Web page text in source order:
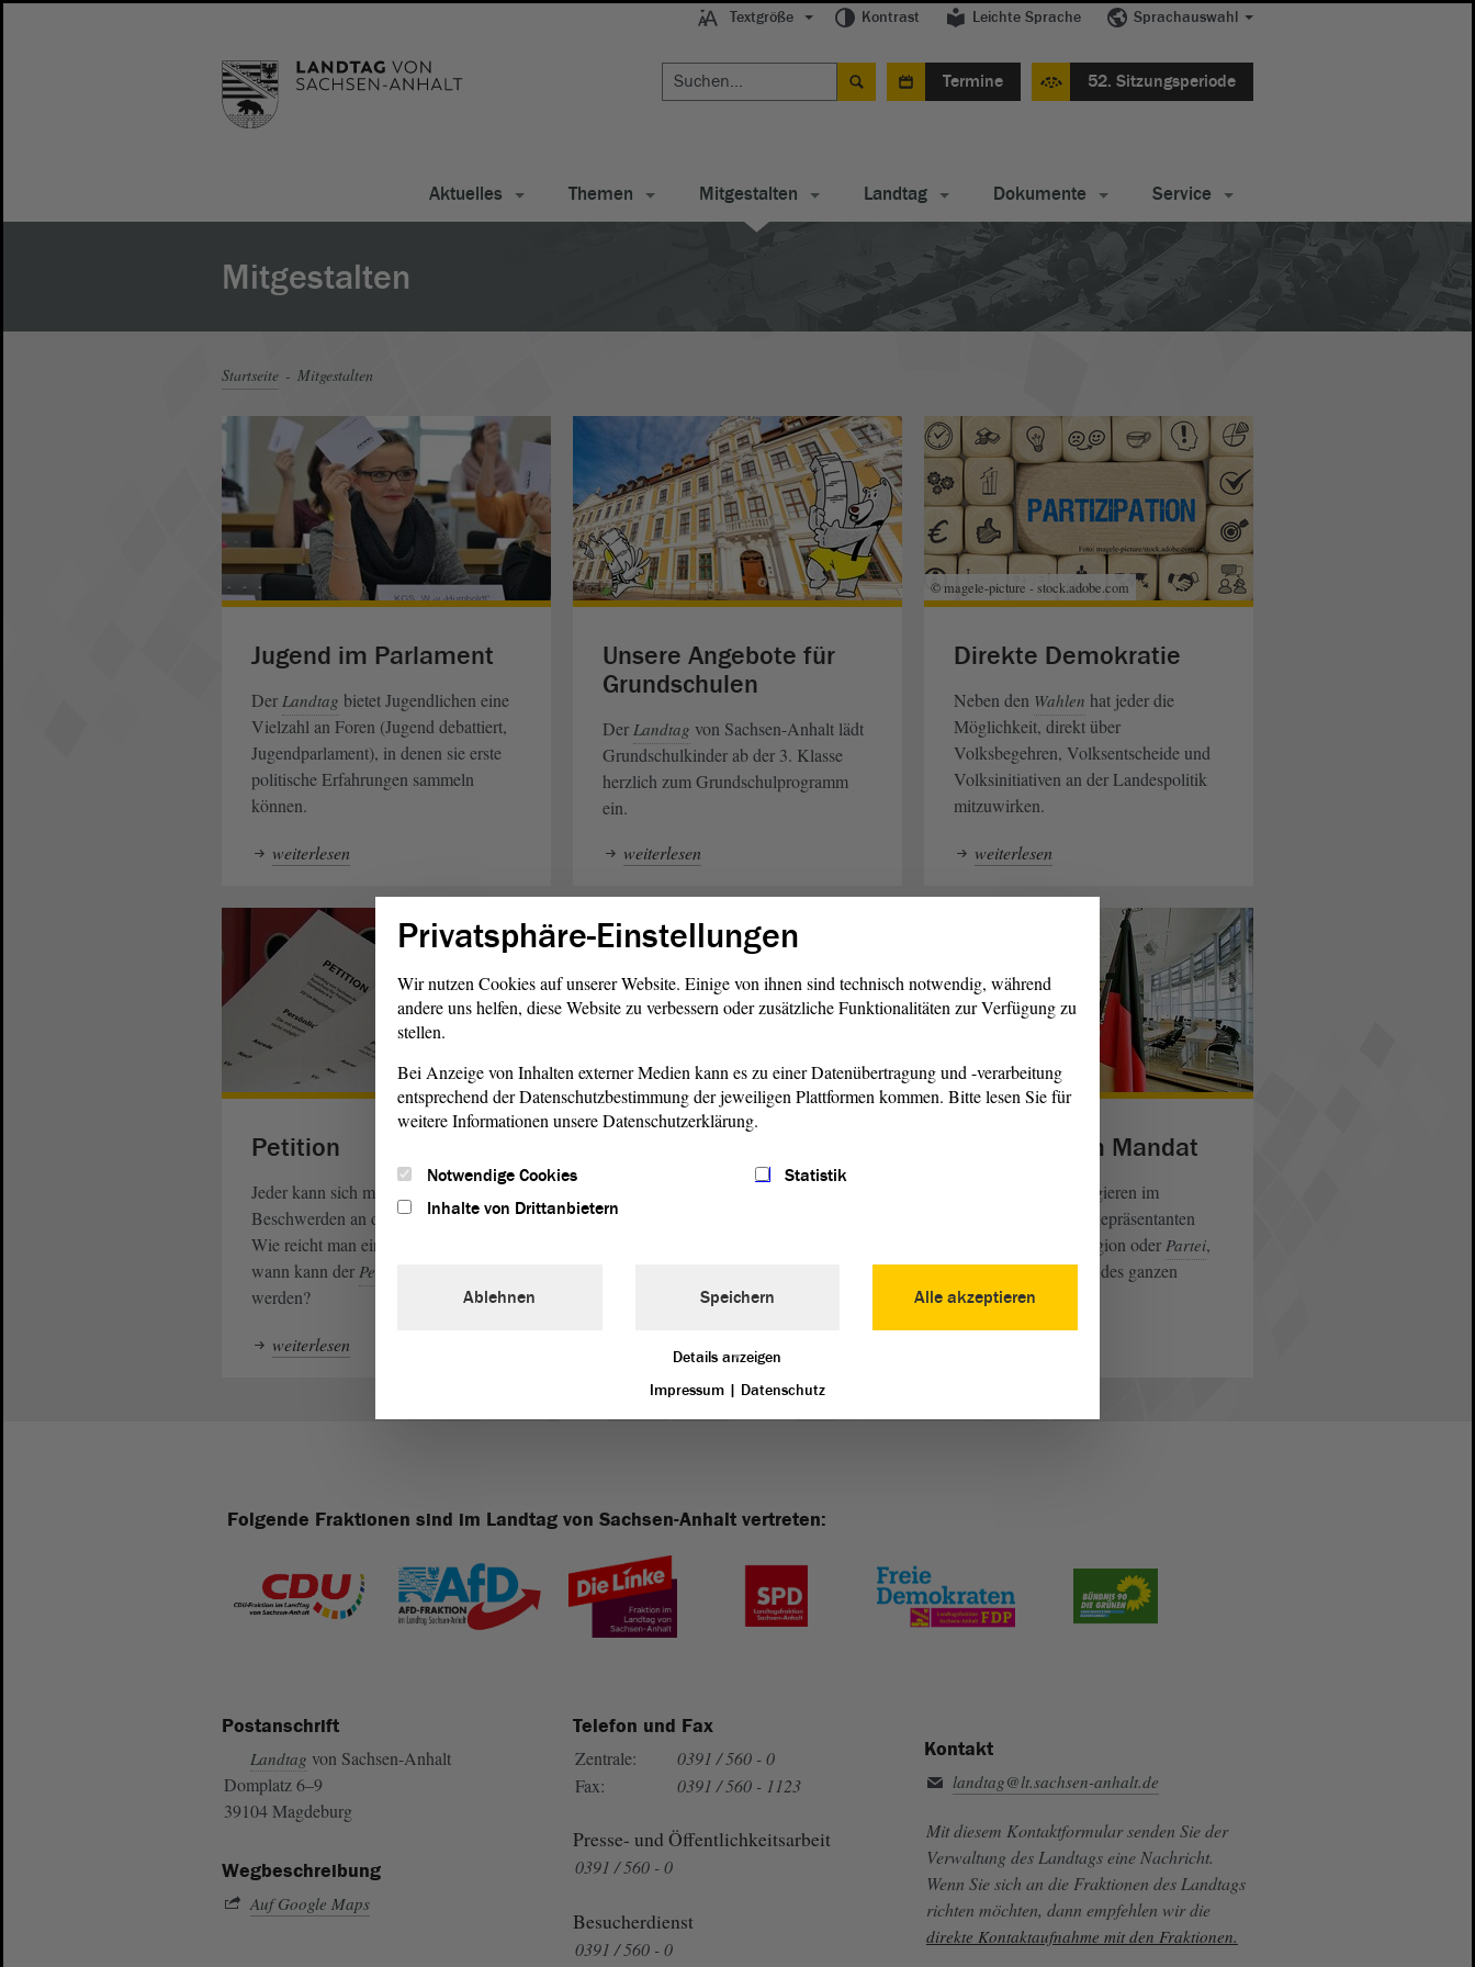
Textgröße Kontrast Leichte Sprache Sprachauswahl
Termine 52. Sitzungsperiode
Aktuelles Themen Mitgestalten Landtag Dokumente Service
Mitgestalten
Startseite Mitgestalten
Jugend im Parlament
Der Landtag bietet Jugendlichen eine
Vielzahl an Foren (Jugend debattiert,
Jugendparlament), in denen sie erste
politische Erfahrungen sammeln
können.
weiterlesen
Unsere Angebote für
Grundschulen
Der Landtag von Sachsen-Anhalt lädt
Grundschulkinder ab der 3. Klasse
herzlich zum Grundschulprogramm
ein.
weiterlesen
© magele-picture - stock.adobe.com
Direkte Demokratie
Neben den Wahlen hat jeder die
Möglichkeit, direkt über
Volksbegehren, Volksentscheide und
Volksinitiativen an der Landespolitik
mitzuwirken.
weiterlesen
Petition
Jeder kann sich mit Bitten und
Beschwerden an denLandtagwenden.
Wie reicht man eine
wann kann der Petitionsausschuss
werden?
weiterlesen
Sachsen-Anhalt entscheiden alle fünf
Der Weg zum Mandat
Die Abgeordneten agieren im
Parlament nicht als Repräsentanten
einer bestimmten Region oder Partei,
sondern als Vertreter des ganzen
Volkes.
Folgende Fraktionen sind im Landtag von Sachsen-Anhalt vertreten:
Postanschrift
Landtag von Sachsen-Anhalt
Domplatz 6–9
39104 Magdeburg
Wegbeschreibung
Auf Google Maps
Telefon und Fax
Zentrale:
0391 / 560 - 0
Fax:
0391 / 560 - 1123
Presse- und Öffentlichkeitsarbeit
0391 / 560 - 0
Besucherdienst
0391 / 560 - 0
Kontakt
landtag@lt.sachsen-anhalt.de
Mit diesem Kontaktformular senden Sie der
Verwaltung des Landtags eine Nachricht.
Wenn Sie sich an die Fraktionen des Landtags
richten möchten, dann empfehlen wir die
direkte Kontaktaufnahme mit den Fraktionen.
Privatsphäre-Einstellungen
Wir nutzen Cookies auf unserer Website. Einige von ihnen sind technisch notwendig, während
andere uns helfen, diese Website zu verbessern oder zusätzliche Funktionalitäten zur Verfügung zu
stellen.
Bei Anzeige von Inhalten externer Medien kann es zu einer Datenübertragung und -verarbeitung
entsprechend der Datenschutzbestimmung der jeweiligen Plattformen kommen. Bitte lesen Sie für
weitere Informationen unsere Datenschutzerklärung.
Notwendige Cookies
Statistik
Inhalte von Drittanbietern
Alle akzeptieren
Ablehnen Speichern
Details anzeigen
Impressum | Datenschutz